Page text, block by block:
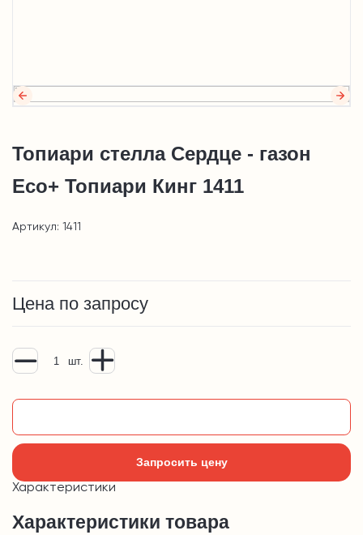
Топиари стелла Сердце - газон
Eco+ Топиари Кинг 1411
Артикул: 1411
Цена по запросу
шт.
Запросить цену
Характеристики
Характеристики товара